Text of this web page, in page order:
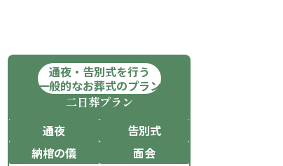
通夜・告別式を行う
一般的なお葬式のプラン
二日葬プラン
通夜
告別式
納棺の儀
面会